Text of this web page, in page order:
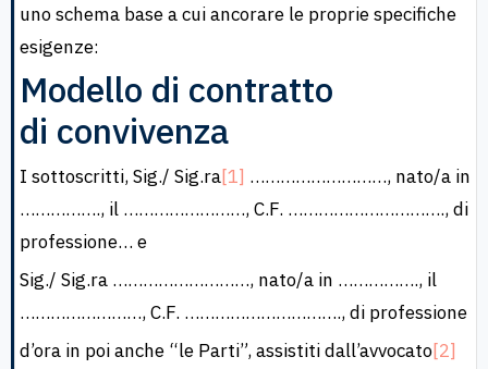
uno schema base a cui ancorare le proprie specifiche
esigenze:
Modello di contratto
di convivenza
I sottoscritti, Sig./ Sig.ra[1] ………………………, nato/a in
……………., il ……………………, C.F. …………………………., di
professione… e
Sig./ Sig.ra ………………………, nato/a in ……………., il
……………………, C.F. …………………………., di professione
d’ora in poi anche “le Parti”, assistiti dall’avvocato[2]